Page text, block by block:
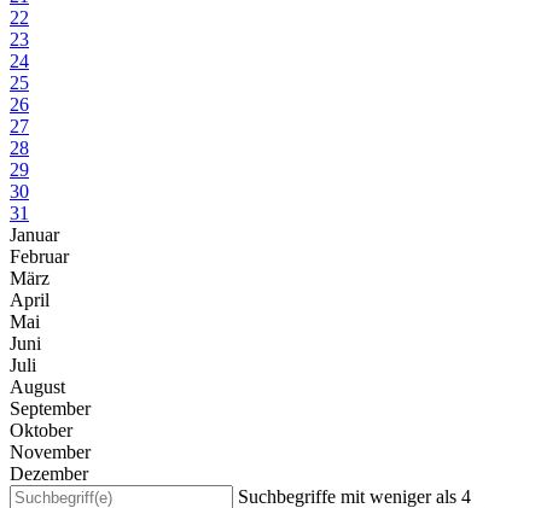
22
23
24
25
26
27
28
29
30
31
Januar
Februar
März
April
Mai
Juni
Juli
August
September
Oktober
November
Dezember
Suchbegriffe mit weniger als 4